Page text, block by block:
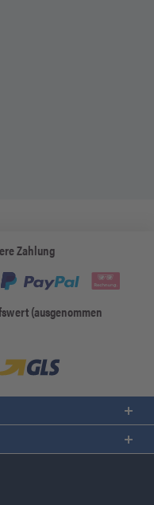
Zahlung
(ausgenommen